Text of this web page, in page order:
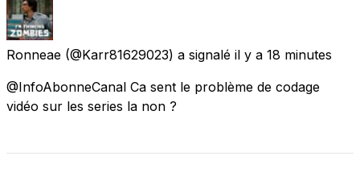
Ronneae (@Karr81629023) a signalé il y a 18 minutes
@InfoAbonneCanal Ca sent le problème de codage
vidéo sur les series la non ?